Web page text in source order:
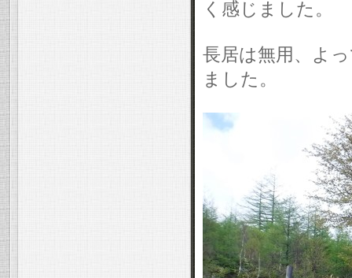
く感じました。
長居は無用、よ
ました。